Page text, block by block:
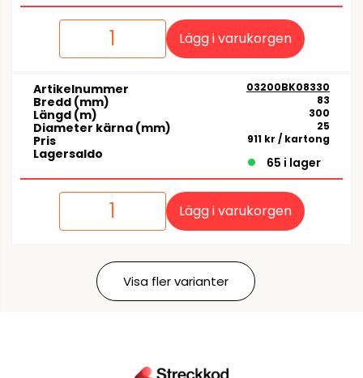
Lägg i varukorgen
Artikelnummer 03200BK08330
Bredd (mm) 83
Längd (m) 300
Diameter kärna (mm) 25
Pris 911 kr / kartong
Lagersaldo
65 i lager
Lägg i varukorgen
Visa fler varianter